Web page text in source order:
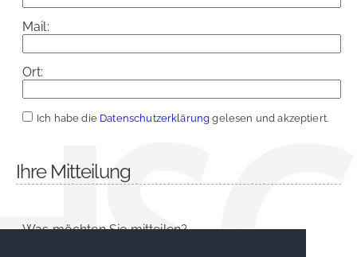
Mail:
Ort:
Ich habe die Datenschutzerklärung gelesen und akzeptiert.
Ihre Mitteilung
Was möchten Sie mitteilen?